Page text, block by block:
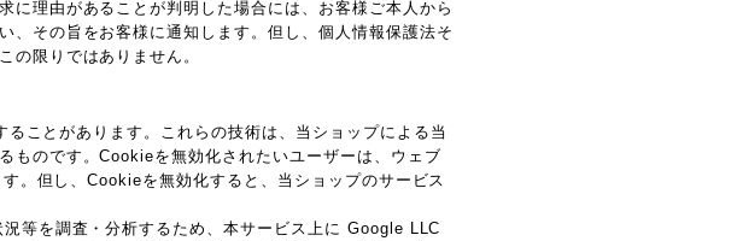
に理由があることが判明した場合には、お客様ご本人から
、その旨をお客様に通知します。但し、個人情報保護法そ
の限りではありません。
ことがあります。これらの技術は、当ショップによる当
ものです。Cookieを無効化されたいユーザーは、ウェブ
。但し、Cookieを無効化すると、当ショップのサービス
等を調査・分析するため、本サービス上に Google LLC